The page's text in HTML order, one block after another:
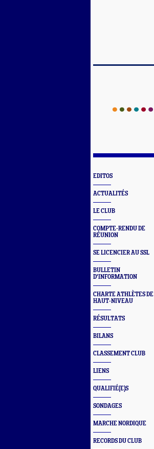
EDITOS
ACTUALITÉS
LE CLUB
COMPTE-RENDU DE
RÉUNION
SE LICENCIER AU SSL
BULLETIN
D'INFORMATION
CHARTE ATHLÈTES DE
HAUT-NIVEAU
RÉSULTATS
BILANS
CLASSEMENT CLUB
LIENS
QUALIFIÉ(E)S
SONDAGES
MARCHE NORDIQUE
RECORDS DU CLUB